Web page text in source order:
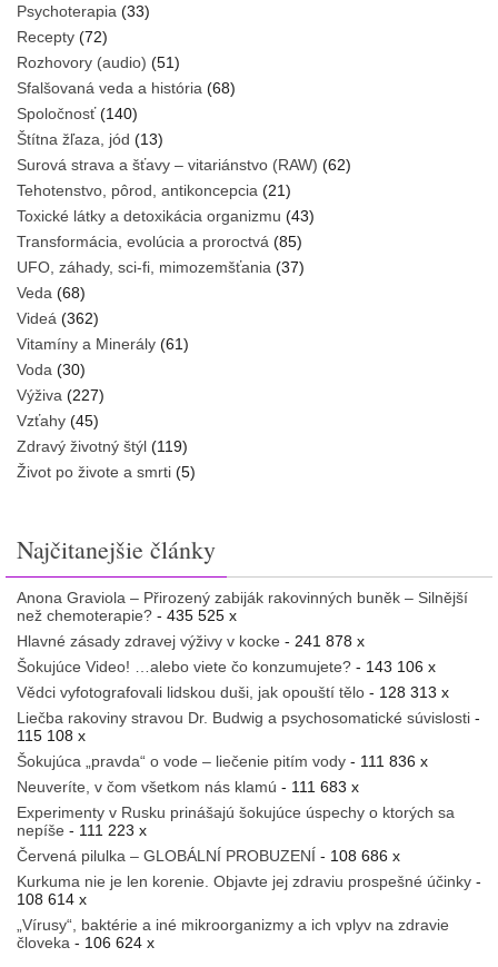
Psychoterapia (33)
Recepty (72)
Rozhovory (audio) (51)
Sfalšovaná veda a história (68)
Spoločnosť(140)
Štítna žľaza, jód (13)
Surová strava a šťavy – vitariánstvo (RAW) (62)
Tehotenstvo, pôrod, antikoncepcia (21)
Toxické látky a detoxikácia organizmu (43)
Transformácia, evolúcia a proroctvá (85)
UFO, záhady, sci-fi, mimozemšťania (37)
Veda (68)
Videá (362)
Vitamíny a Minerály (61)
Voda (30)
Výživa (227)
Vzťahy (45)
Zdravý životný štýl (119)
Život po živote a smrti (5)
Najčitanejšie články
Anona Graviola – Přirozený zabiják rakovinných buněk – Silnější
než chemoterapie? - 435 525 x
Hlavné zásady zdravej výživy v kocke - 241 878 x
Šokujúce Video! …alebo viete čo konzumujete? - 143 106 x
Vědci vyfotografovali lidskou duši, jak opouští tělo - 128 313 x
Liečba rakoviny stravou Dr. Budwig a psychosomatické súvislosti -
115 108 x
Šokujúca „pravda“ o vode – liečenie pitím vody - 111 836 x
Neuveríte, v čom všetkom nás klamú - 111 683 x
Experimenty v Rusku prinášajú šokujúce úspechy o ktorých sa
nepíše - 111 223 x
Červená pilulka – GLOBÁLNÍ PROBUZENÍ - 108 686 x
Kurkuma nie je len korenie. Objavte jej zdraviu prospešné účinky -
108 614 x
„Vírusy“, baktérie a iné mikroorganizmy a ich vplyv na zdravie
človeka - 106 624 x